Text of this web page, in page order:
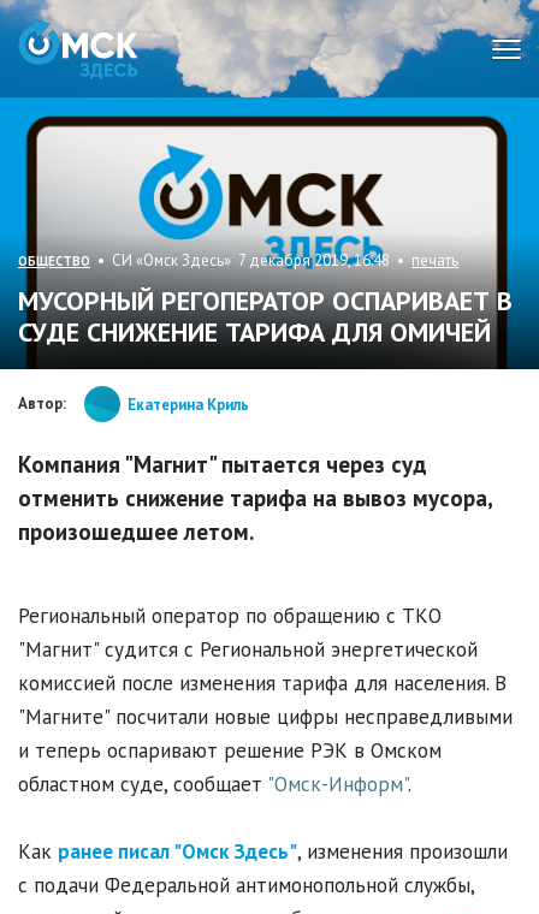
ОБЩЕСТВО • СИ «Омск Здесь» 7 декабря 2019, 16:48 • печать
МУСОРНЫЙ РЕГОПЕРАТОР ОСПАРИВАЕТ В
СУДЕ СНИЖЕНИЕ ТАРИФА ДЛЯ ОМИЧЕЙ
Автор: Екатерина Криль
Компания "Магнит" пытается через суд
отменить снижение тарифа на вывоз мусора,
произошедшее летом.
Региональный оператор по обращению с ТКО
"Магнит" судится с Региональной энергетической
комиссией после изменения тарифа для населения. В
"Магните" посчитали новые цифры несправедливыми
и теперь оспаривают решение РЭК в Омском
областном суде, сообщает "Омск-Информ".
Как ранее писал "Омск Здесь", изменения произошли
с подачи Федеральной антимонопольной службы,